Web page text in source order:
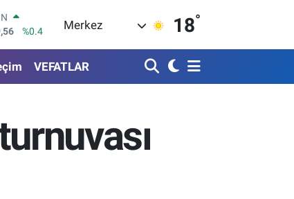
%0.01
%-0.02
%0
Merkez 18°
VEFATLAR